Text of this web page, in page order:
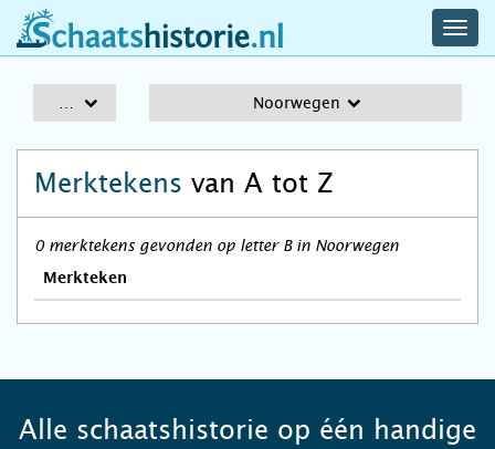
schaatshistorie.nl
Noorwegen
Merktekens van A tot Z
0 merktekens gevonden op letter B in Noorwegen
Merkteken
Alle schaatshistorie op één handige